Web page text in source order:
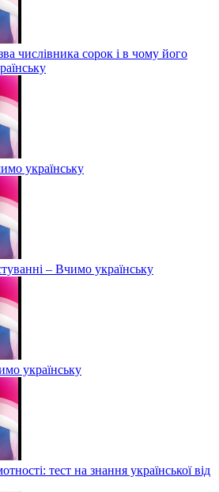
числівника сорок і в чому його
українську
– Вчимо українську
українську
тест на знання української від